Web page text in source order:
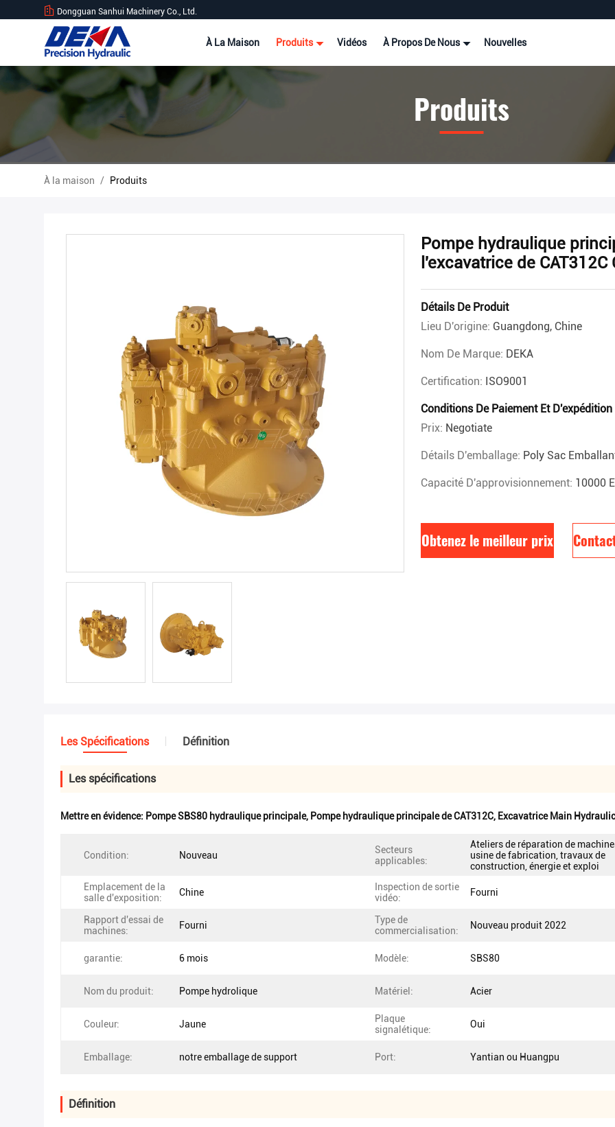
Dongguan Sanhui Machinery Co., Ltd.
À La Maison Produits Vidéos À Propos De Nous Nouvelles
Produits
À la maison / Produits
Pompe hydraulique
l'excavatrice de CAT312C
Détails De Produit
Lieu D'origine: Guangdong, Chine
Nom De Marque: DEKA
Certification: ISO9001
Conditions De Paiement Et D'expédition
Prix: Negotiate
Détails D'emballage: Poly Sac
Capacité D'approvisionnement: 10000
Obtenez le meilleur prix
Les Spécifications Définition
Les spécifications
Mettre en évidence: Pompe SBS80 hydraulique principale, Pompe hydraulique principale de CAT312C, Excavatrice Main
Condition: Nouveau
Secteurs
applicables:
Ateliers de réparation de
usine de fabrication, travaux de
construction, énergie et exploi
Emplacement de la
salle d'exposition:
Chine
Inspection de sortie
vidéo:
Fourni
Rapport d'essai de
machines:
Fourni
Type de
commercialisation:
Nouveau produit 2022
garantie: 6 mois Modèle: SBS80
Nom du produit: Pompe hydrolique Matériel: Acier
Couleur: Jaune
Plaque
signalétique:
Oui
Emballage: notre emballage de support Port: Yantian ou Huangpu
Définition